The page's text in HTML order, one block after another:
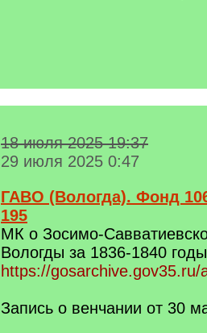
18 июля 2025 19:37
29 июля 2025 0:47
ГАВО (Вологда). Фонд
195
МК о Зосимо-
Вологды за 1836-1840 годы
https://
Запись о венчании от 30